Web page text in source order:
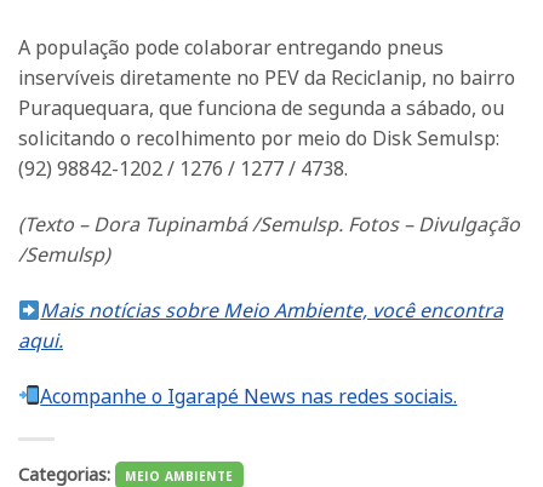
A população pode colaborar entregando pneus
inservíveis diretamente no PEV da Reciclanip, no bairro
Puraquequara, que funciona de segunda a sábado, ou
solicitando o recolhimento por meio do Disk Semulsp:
(92) 98842-1202 / 1276 / 1277 / 4738.
(Texto – Dora Tupinambá /Semulsp. Fotos – Divulgação
/Semulsp)
Mais notícias sobre Meio Ambiente, você encontra
aqui.
Acompanhe o Igarapé News nas redes sociais.
Categorias: MEIO AMBIENTE